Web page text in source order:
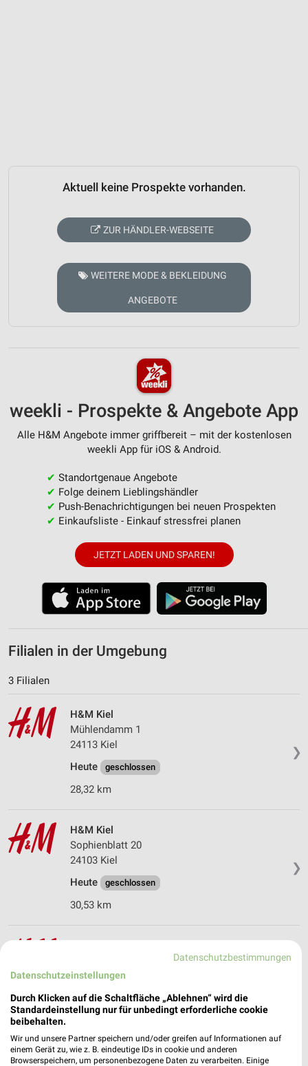
Aktuell keine Prospekte vorhanden.
ZUR HÄNDLER-WEBSEITE
WEITERE MODE & BEKLEIDUNG
ANGEBOTE
weekli - Prospekte & Angebote App
Alle H&M Angebote immer griffbereit – mit der kostenlosen
weekli App für iOS & Android.
✔ Standortgenaue Angebote
✔ Folge deinem Lieblingshändler
✔ Push-Benachrichtigungen bei neuen Prospekten
✔ Einkaufsliste - Einkauf stressfrei planen
JETZT LADEN UND SPAREN!
Filialen in der Umgebung
3 Filialen
❯
H&M Kiel
Mühlendamm 1
24113 Kiel
Heute
geschlossen
28,32 km
❯
H&M Kiel
Sophienblatt 20
24103 Kiel
Heute
geschlossen
30,53 km
24103 Kiel
Heute geschlossen
Datenschutzbestimmungen
Datenschutzeinstellungen
Durch Klicken auf die Schaltfläche „Ablehnen“ wird die
Standardeinstellung nur für unbedingt erforderliche cookie
beibehalten.
Wir und unsere Partner speichern und/oder greifen auf Informationen auf
einem Gerät zu, wie z. B. eindeutige IDs in cookie und anderen
Browserspeichern, um personenbezogene Daten zu verarbeiten. Einige